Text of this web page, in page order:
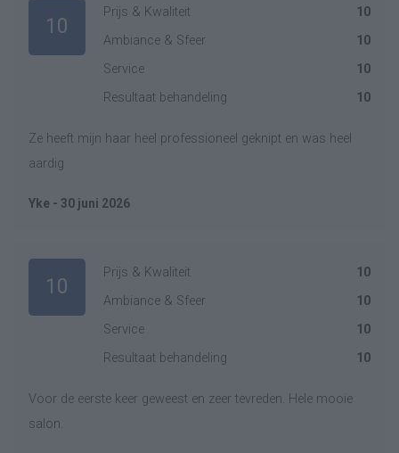
10
Prijs & Kwaliteit
10
Ambiance & Sfeer
10
Service
10
Resultaat behandeling
10
Ze heeft mijn haar heel professioneel geknipt en was heel
aardig
Yke - 30 juni 2026
10
Prijs & Kwaliteit
10
Ambiance & Sfeer
10
Service
10
Resultaat behandeling
10
Voor de eerste keer geweest en zeer tevreden. Hele mooie
salon.